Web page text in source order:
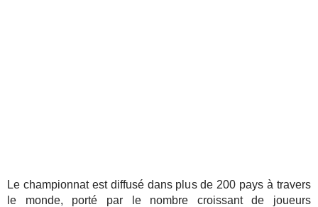
Le championnat est diffusé dans plus de 200 pays à travers
le monde, porté par le nombre croissant de joueurs